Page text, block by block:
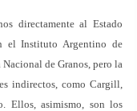
directamente al Estado
el Instituto Argentino de
de Granos, pero la
indirectos, como Cargill,
Ellos, asimismo, son los